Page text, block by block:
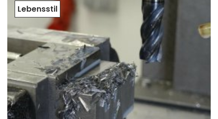
Lebensstil